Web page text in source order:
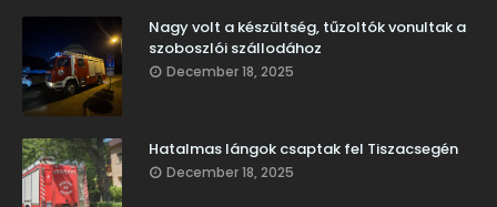
Nagy volt a készültség, tűzoltók vonultak a
szoboszlói szállodához
December 18, 2025
Hatalmas lángok csaptak fel Tiszacsegén
December 18, 2025